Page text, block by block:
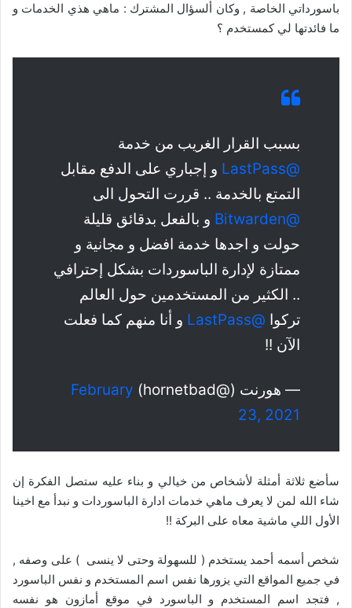
باسورداتي الخاصة , وكان ألسؤال المشترك : ماهي هذي الخدمات و
ما فائدتها لي كمستخدم ؟
بسبب القرار الغريب من خدمة
@LastPass
و إجباري على الدفع مقابل
التمتع بالخدمة .. قررت التحول الى
@Bitwarden
و بالفعل بدقائق قليلة
حولت و اجدها خدمة افضل و مجانية و
ممتازة لإدارة الباسوردات بشكل إحترافي
.. الكثير من المستخدمين حول العالم
تركوا @LastPass
و أنا منهم كما فعلت
الآن !!
— هورنت (@hornetbad)
February
23, 2021
سأضع ثلاثة أمثلة لأشخاص من خيالي و بناء عليه ستصل الفكرة إن
شاء الله لمن لا يعرف ماهي خدمات ادارة الباسوردات و نبدأ مع اخينا
الأول اللي ماشية معاه على البركة !!
شخص أسمه أحمد يستخدم ( للسهولة وحتى لا ينسى ) على وصفه ,
في جميع المواقع التي يزورها نفس اسم المستخدم و نفس الباسورد
, فتجد اسم المستخدم و الباسورد في موقع أمازون هو نفسه